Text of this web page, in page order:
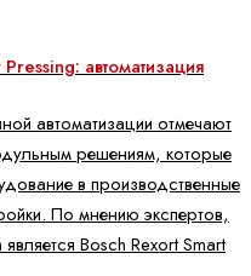
автоматизация
автоматизации отмечают
решениям, которые
в производственные
По мнению экспертов,
Bosch Rexort Smart